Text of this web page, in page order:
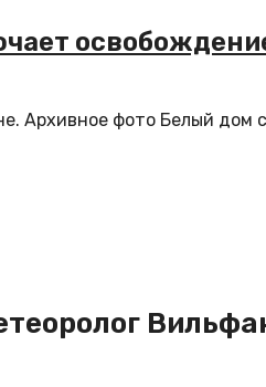
Архивное фото Белый дом